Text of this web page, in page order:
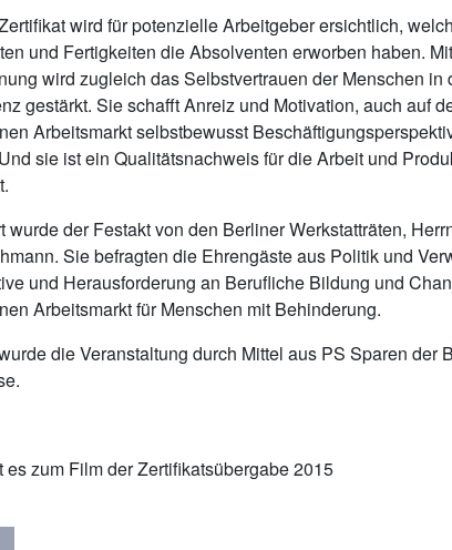
wird für potenzielle Arbeitgeber ersichtlich,
und Fertigkeiten die Absolventen erworben haben.
wird zugleich das Selbstvertrauen der Menschen in
gestärkt. Sie schafft Anreiz und Motivation, auch auf
Arbeitsmarkt selbstbewusst
sie ist ein Qualitätsnachweis für die Arbeit und
wurde der Festakt von den Berliner Werkstatträten,
Sie befragten die Ehrengäste aus Politik und
und Herausforderung an Berufliche Bildung und
Arbeitsmarkt für Menschen mit Behinderung.
die Veranstaltung durch Mittel aus PS Sparen der
zum Film der Zertifikatsübergabe 2015